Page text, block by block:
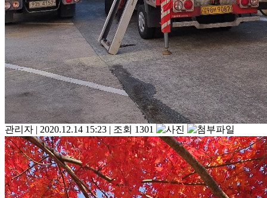
관리자 | 2020.12.14 15:23 | 조회 1301